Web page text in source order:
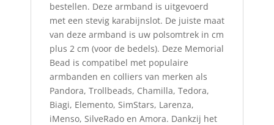
bestellen. Deze armband is uitgevoerd
met een stevig karabijnslot. De juiste maat
van deze armband is uw polsomtrek in cm
plus 2 cm (voor de bedels). Deze Memorial
Bead is compatibel met populaire
armbanden en colliers van merken als
Pandora, Trollbeads, Chamilla, Tedora,
Biagi, Elemento, SimStars, Larenza,
iMenso, SilveRado en Amora. Dankzij het